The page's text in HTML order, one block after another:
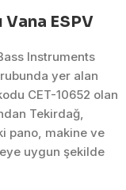
ESPV
Instruments
yer alan
CET-10652 olan
Tekirdağ,
pano, makine ve
uygun şekilde